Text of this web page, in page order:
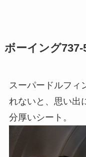
ボーイング737-
スーパードルフィ
れないと、思い出
分厚いシート。